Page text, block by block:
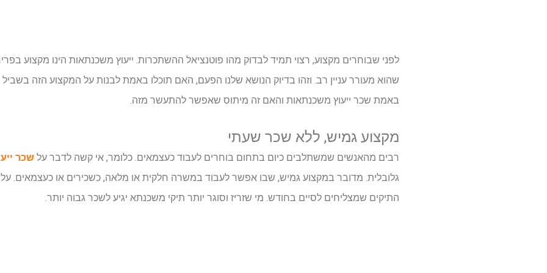
לפני שבוחרים מקצוע, רצוי תמיד לבדוק מהו פוטנציאל ההשתכרות. ייעוץ משכנתאות הינו מקצוע
שהוא מעורר עניין רב. וזהו בדיוק הנושא שלנו הפעם, האם תוכלו באמת לבנות על המקצוע הזה
באמת שכר ייעוץ משכנתאות והאם זה מיתוס שאפשר להתעשר מזה.
מקצוע גמיש, ללא שכר שעתי
רבים מהאנשים שמשתלבים כיום בתחום בוחרים לעבוד כעצמאים. כלומר, אי קשה לדבר על שכר
גלובלית. מדובר במקצוע גמיש, שבו אפשר לעבוד במשרה חלקית או מלאה, כשכירים או כעצמאים.
התיקים שמצליחים לסיים בחודש. מי שזריז וסוגר יותר תיקי משכנתא יגיע לשכר גבוה יותר.